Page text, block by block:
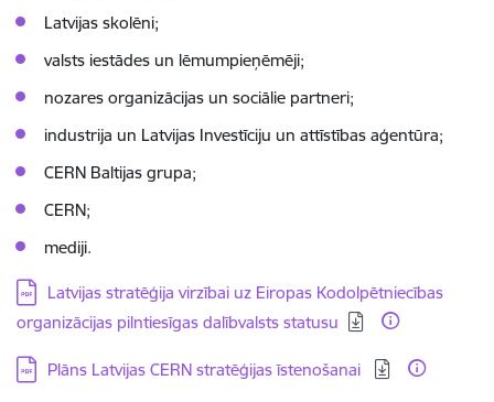
Latvijas skolēni;
valsts iestādes un lēmumpieņēmēji;
nozares organizācijas un sociālie partneri;
industrija un Latvijas Investīciju un attīstības aģentūra;
CERN Baltijas grupa;
CERN;
mediji.
Lejupielādēt:
Latvijas stratēģija virzībai uz Eiropas Kodolpētniecības
organizācijas pilntiesīgas dalībvalsts statusu
Lejupielādēt:
Plāns Latvijas CERN stratēģijas īstenošanai